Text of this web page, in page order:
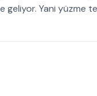
Yani yüzme